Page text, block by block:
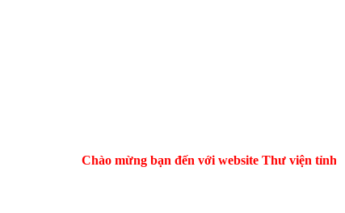
Chào mừng bạn đến với website Thư viện tỉnh Hà